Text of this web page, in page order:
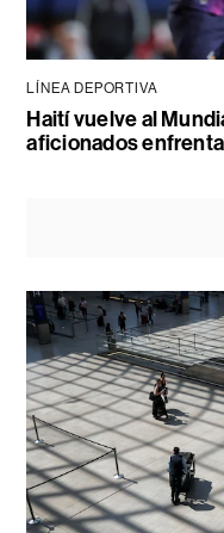
LÍNEA DEPORTIVA
Haití vuelve al
aficionados